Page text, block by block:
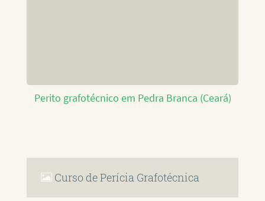
Perito grafotécnico em Pedra Branca (Ceará)
Curso de Perícia Grafotécnica